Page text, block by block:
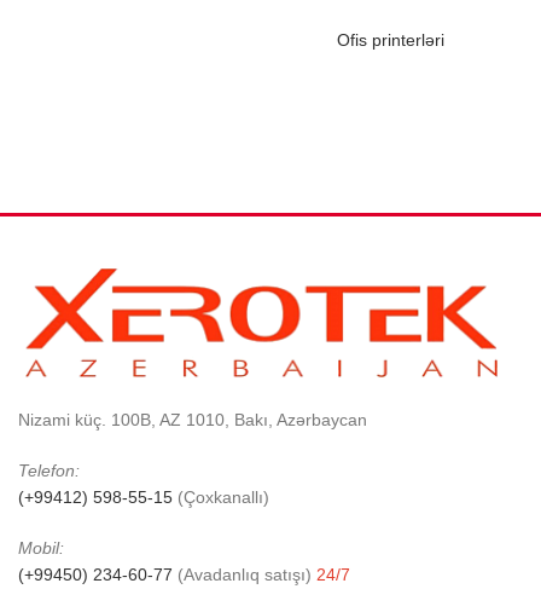
Ofis printerləri
Nizami küç. 100B, AZ 1010, Bakı, Azərbaycan
Telefon:
(+99412) 598-55-15 (Çoxkanallı)
Mobil:
(+99450) 234-60-77 (Avadanlıq satışı) 24/7